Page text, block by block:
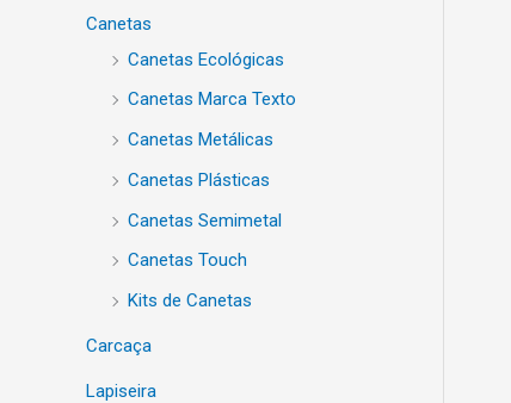
Canetas
Canetas Ecológicas
Canetas Marca Texto
Canetas Metálicas
Canetas Plásticas
Canetas Semimetal
Canetas Touch
Kits de Canetas
Carcaça
Lapiseira